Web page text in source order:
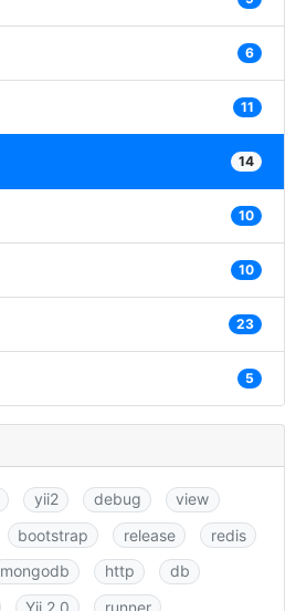
6
11
14
10
10
23
5
yii2 debug
view
bootstrap release
redis
mongodb http
db
Yii 2.0 runner